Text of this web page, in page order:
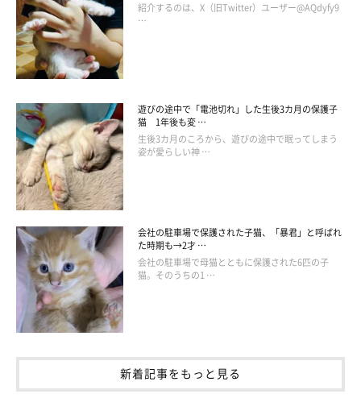
紹介するのは、X（旧Twitter）ユーザー@AQdyfy9
…
遊びの途中で「電池切れ」した生後3カ月の保護子
猫 1年後も変 …
生後3カ月のころから、遊びの途中で眠ってしまう
姿が愛らしい神 …
会社の駐車場で保護された子猫、「暴君」と呼ばれ
た時期も→2才 …
会社の駐車場で母猫とともに保護された6匹の子
猫。そのうちの1 …
新着記事をもっと見る